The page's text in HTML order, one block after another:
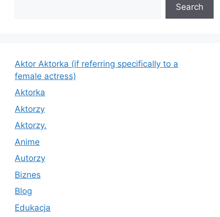
Search
Aktor Aktorka (if referring specifically to a
female actress)
Aktorka
Aktorzy
Aktorzy.
Anime
Autorzy
Biznes
Blog
Edukacja